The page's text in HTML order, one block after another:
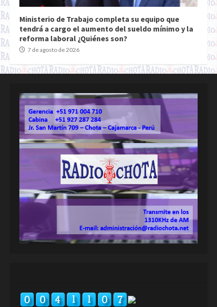
Ministerio de Trabajo completa su equipo que
tendrá a cargo el aumento del sueldo mínimo y la
reforma laboral ¿Quiénes son?
7 de agosto de 2026